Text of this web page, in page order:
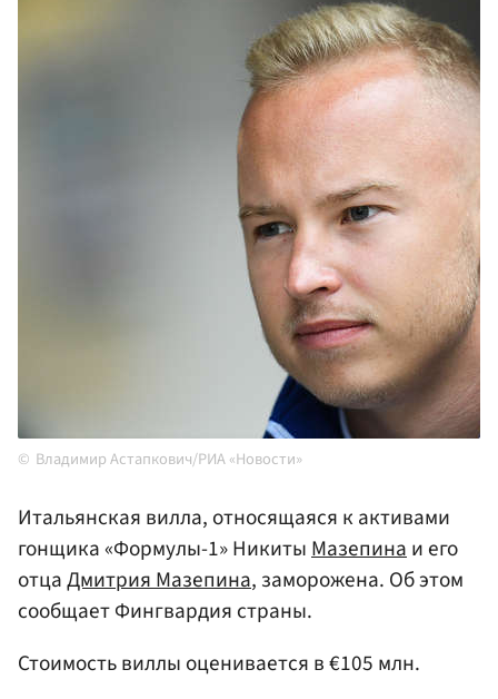
Владимир Астапкович/РИА «Новости»
Итальянская вилла, относящаяся к активами
гонщика «Формулы-1» НикитыМазепинаи его
отцаДмитрия Мазепина, заморожена. Об этом
сообщает Фингвардия страны.
Стоимость виллы оценивается в €105 млн.